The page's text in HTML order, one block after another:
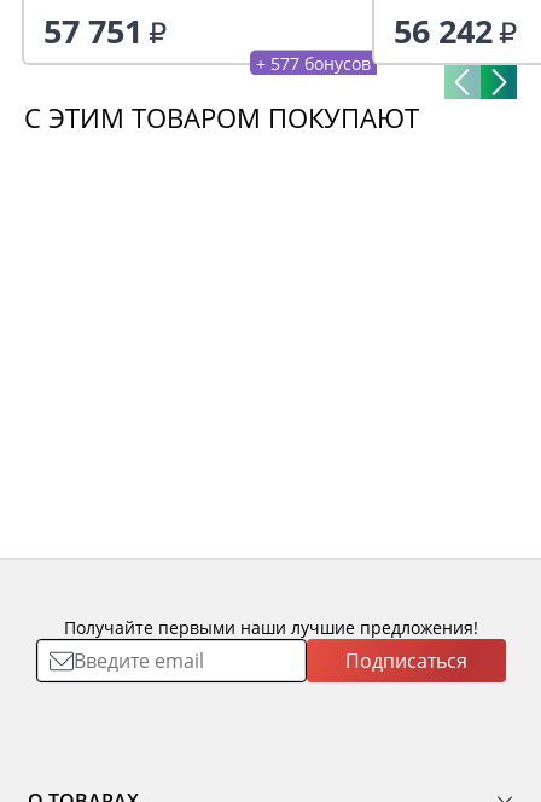
57 751
+ 577 бонусов
56 242
С ЭТИМ ТОВАРОМ ПОКУПАЮТ
Получайте первыми наши лучшие предложения!
Подписаться